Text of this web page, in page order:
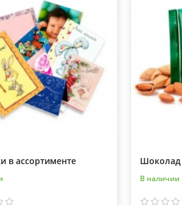
в ассортименте
В наличии